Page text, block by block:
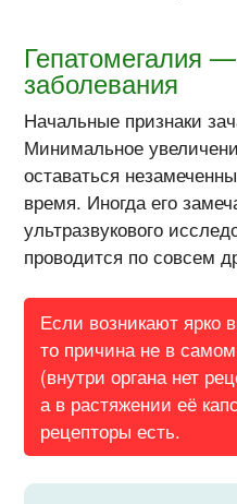
Гепатомегалия
заболевания
Начальные признаки
Минимальное
оставаться
время. Иногда его
ультразвукового
проводится по совсем
Если возникают ярко
то причина не в
(внутри органа нет
а в растяжении её
рецепторы есть.